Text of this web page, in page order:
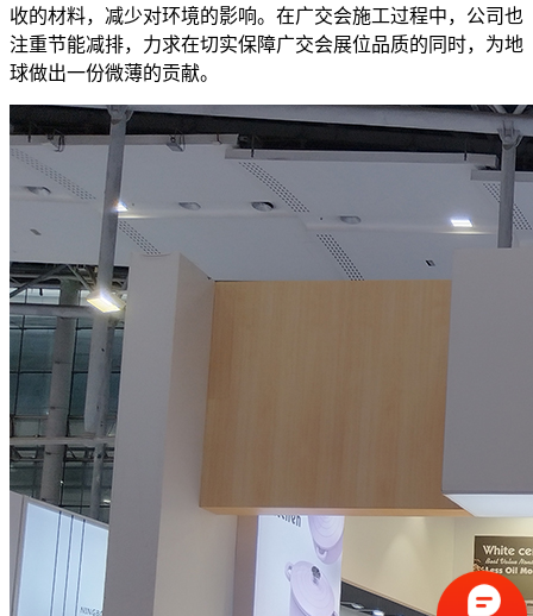
收的材料，减少对环境的影响。在广交会施工过程中，公司也
注重节能减排，力求在切实保障广交会展位品质的同时，为地
球做出一份微薄的贡献。